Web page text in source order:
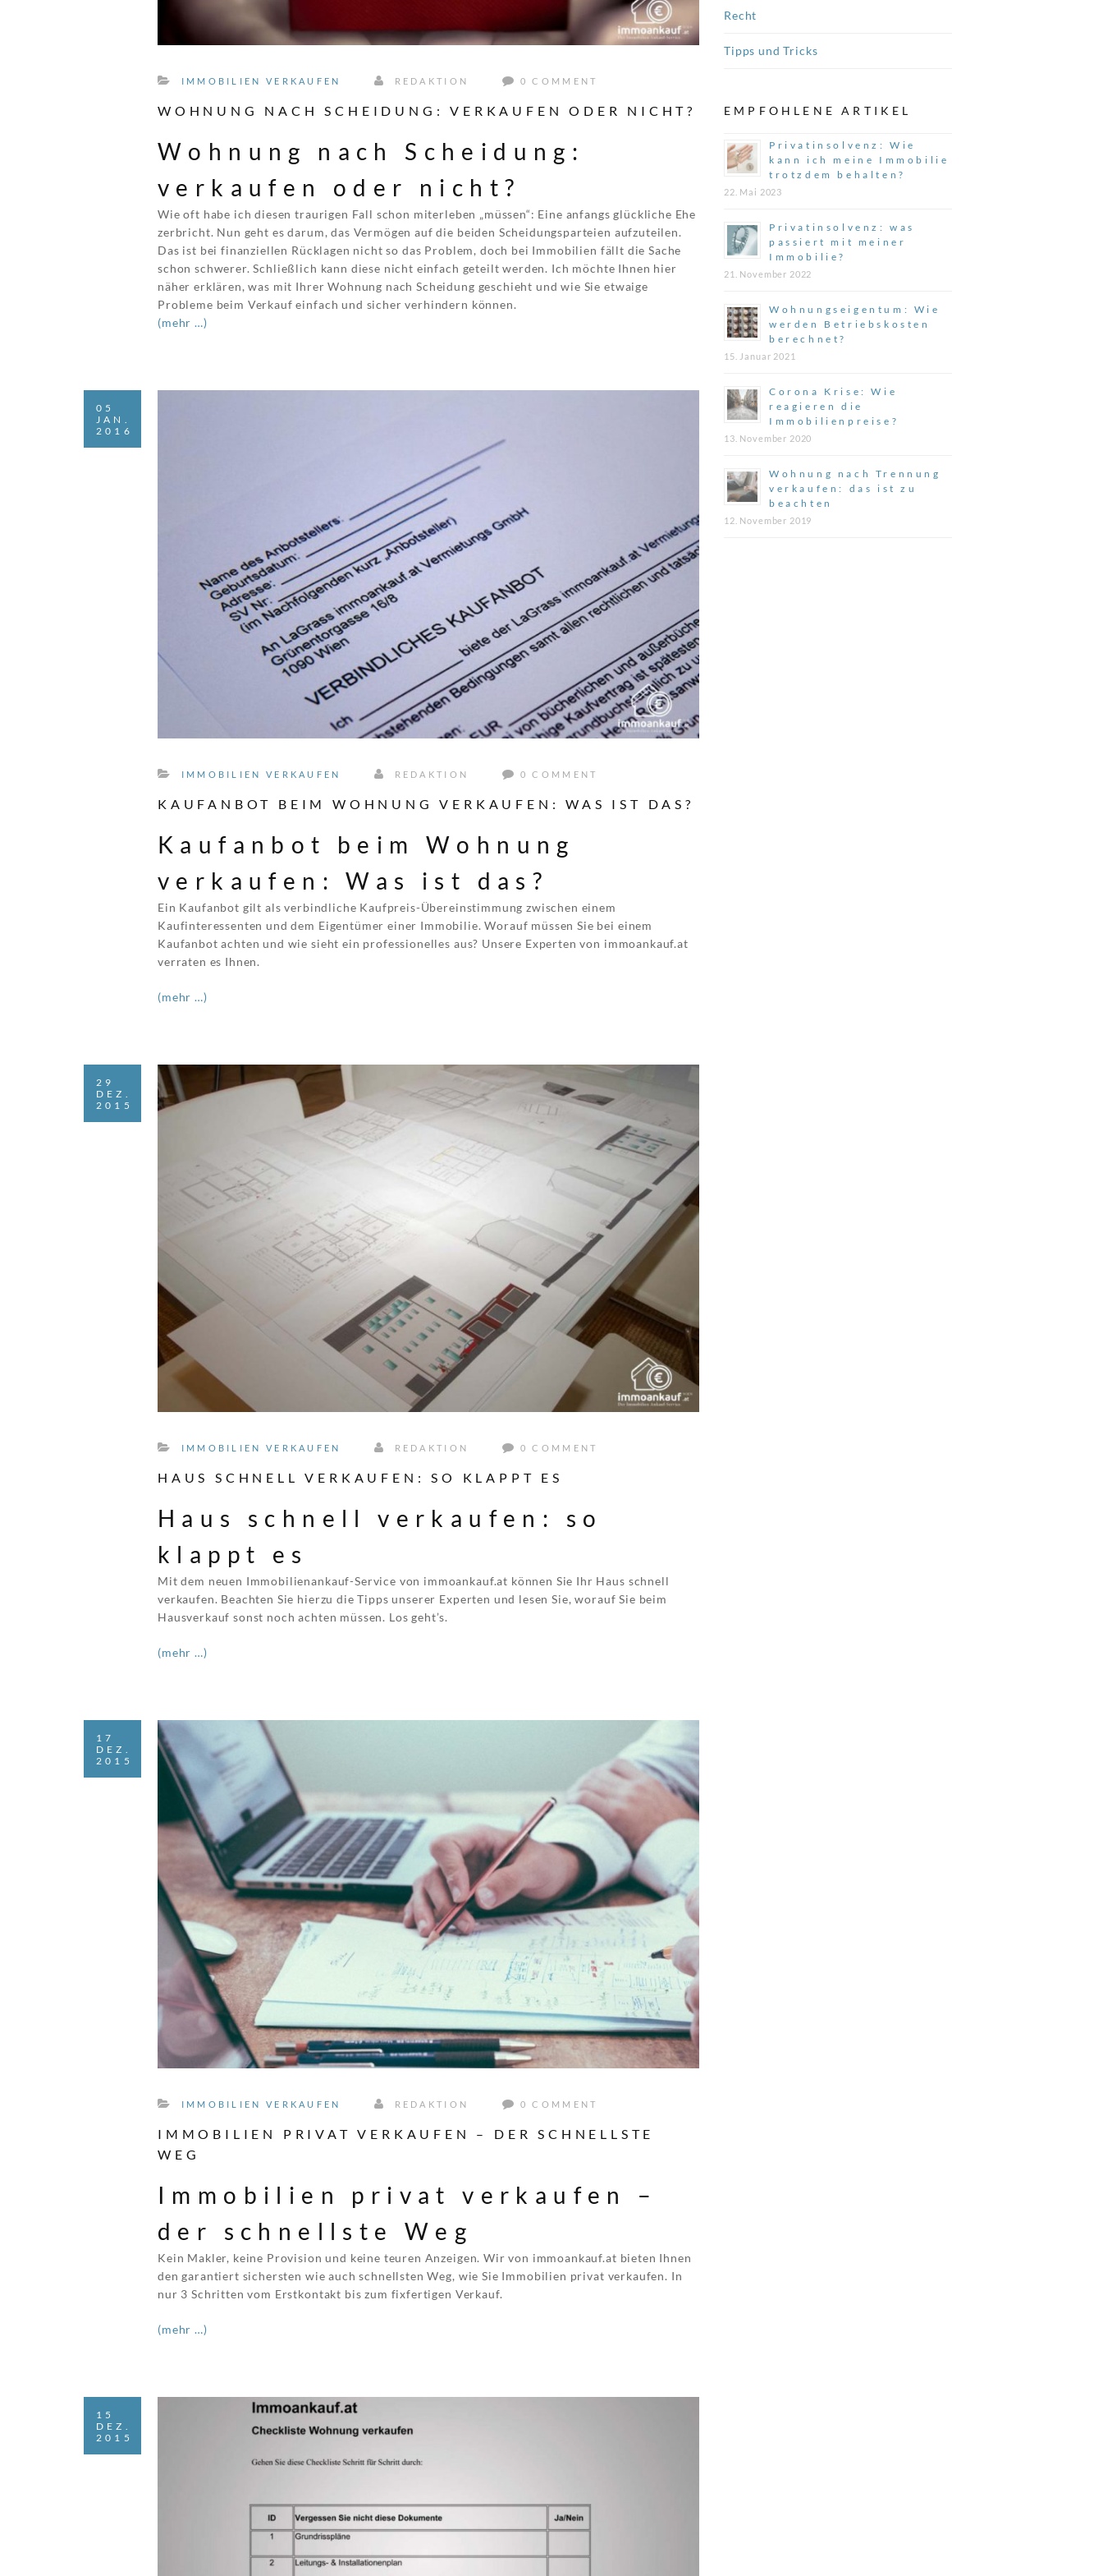
IMMOBILIEN VERKAUFEN REDAKTION 0 COMMENT
WOHNUNG NACH SCHEIDUNG: VERKAUFEN ODER NICHT?
Wohnung nach Scheidung:
verkaufen oder nicht?
Wie oft habe ich diesen traurigen Fall schon miterleben „müssen“: Eine anfangs glückliche Ehe
zerbricht. Nun geht es darum, das Vermögen auf die beiden Scheidungsparteien aufzuteilen.
Das ist bei finanziellen Rücklagen nicht so das Problem, doch bei Immobilien fällt die Sache
schon schwerer. Schließlich kann diese nicht einfach geteilt werden. Ich möchte Ihnen hier
näher erklären, was mit Ihrer Wohnung nach Scheidung geschieht und wie Sie etwaige
Probleme beim Verkauf einfach und sicher verhindern können.
(mehr …)
05
JAN.
2016
IMMOBILIEN VERKAUFEN REDAKTION 0 COMMENT
KAUFANBOT BEIM WOHNUNG VERKAUFEN: WAS IST DAS?
Kaufanbot beim Wohnung
verkaufen: Was ist das?
Ein Kaufanbot gilt als verbindliche Kaufpreis-Übereinstimmung zwischen einem
Kaufinteressenten und dem Eigentümer einer Immobilie. Worauf müssen Sie bei einem
Kaufanbot achten und wie sieht ein professionelles aus? Unsere Experten von immoankauf.at
verraten es Ihnen.
(mehr …)
29
DEZ.
2015
IMMOBILIEN VERKAUFEN REDAKTION 0 COMMENT
HAUS SCHNELL VERKAUFEN: SO KLAPPT ES
Haus schnell verkaufen: so
klappt es
Mit dem neuen Immobilienankauf-Service von immoankauf.at können Sie Ihr Haus schnell
verkaufen. Beachten Sie hierzu die Tipps unserer Experten und lesen Sie, worauf Sie beim
Hausverkauf sonst noch achten müssen. Los geht’s.
(mehr …)
17
DEZ.
2015
IMMOBILIEN VERKAUFEN REDAKTION 0 COMMENT
IMMOBILIEN PRIVAT VERKAUFEN – DER SCHNELLSTE
WEG
Immobilien privat verkaufen –
der schnellste Weg
Kein Makler, keine Provision und keine teuren Anzeigen. Wir von immoankauf.at bieten Ihnen
den garantiert sichersten wie auch schnellsten Weg, wie Sie Immobilien privat verkaufen. In
nur 3 Schritten vom Erstkontakt bis zum fixfertigen Verkauf.
(mehr …)
15
DEZ.
2015
Recht
Tipps und Tricks
EMPFOHLENE ARTIKEL
Privatinsolvenz: Wie
kann ich meine Immobilie
trotzdem behalten?
22. Mai 2023
Privatinsolvenz: was
passiert mit meiner
Immobilie?
21. November 2022
Wohnungseigentum: Wie
werden Betriebskosten
berechnet?
15. Januar 2021
Corona Krise: Wie
reagieren die
Immobilienpreise?
13. November 2020
Wohnung nach Trennung
verkaufen: das ist zu
beachten
12. November 2019